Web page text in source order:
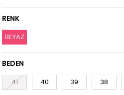
RENK
BEYAZ
BEDEN
41 40 39 38